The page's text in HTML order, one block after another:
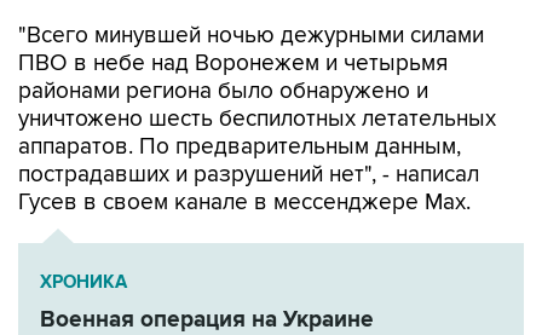
"Всего минувшей ночью дежурными силами
ПВО в небе над Воронежем и четырьмя
районами региона было обнаружено и
уничтожено шесть беспилотных летательных
аппаратов. По предварительным данным,
пострадавших и разрушений нет", - написал
Гусев в своем канале в мессенджере Max.
ХРОНИКА
Военная операция на Украине